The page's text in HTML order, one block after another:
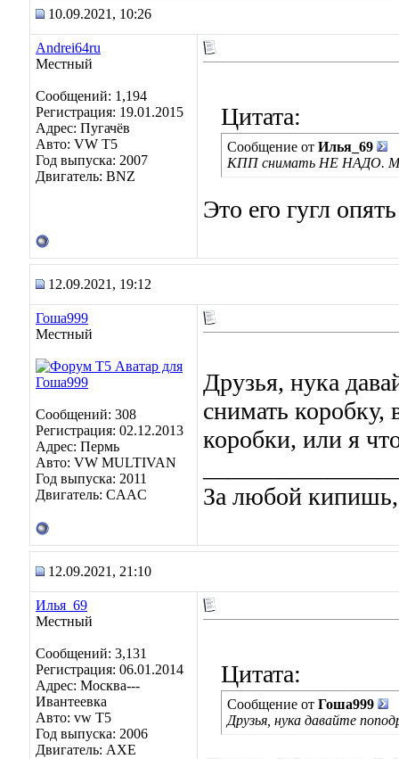
10.09.2021, 10:26
Andrei64ru
Местный
Сообщений: 1,194
Регистрация: 19.01.2015
Адрес: Пугачёв
Авто: VW T5
Год выпуска: 2007
Двигатель: BNZ
Цитата:
Сообщение от Илья_69
КПП снимать НЕ НАДО.
Это его гугл
12.09.2021, 19:12
Гоша999
Местный
Сообщений: 308
Регистрация: 02.12.2013
Адрес: Пермь
Авто: VW MULTIVAN
Год выпуска: 2011
Двигатель: CAAC
Друзья, нука
снимать коробку,
коробки, или я
За любой
12.09.2021, 21:10
Илья_69
Местный
Сообщений: 3,131
Регистрация: 06.01.2014
Адрес: Москва---
Ивантеевка
Авто: vw T5
Год выпуска: 2006
Двигатель: AXE
Цитата:
Сообщение от Гоша999
Друзья, нука давайте